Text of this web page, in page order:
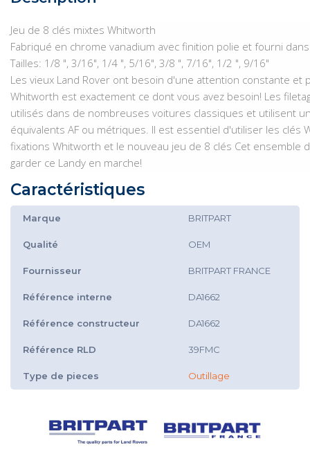
Jeu de 8 clés mixtes Whitworth
Fabriqué en chrome vanadium avec finition polie et fourni
Tailles: 1/8 ", 3/16", 1/4 ", 5/16", 3/8 ", 7/16", 1/2 ", 9/16"
Les vieux Land Rover ont besoin d'une attention constante et
Whitworth est exactement ce dont vous avez besoin! Les
utilisés dans de nombreuses voitures classiques et utilisent
équivalents AF ou métriques. Il est essentiel d'utiliser les clés
fixations Whitworth et le nouveau jeu de 8 clés Cet ensemble
garder ce Landy en marche!
Caractéristiques
Marque BRITPART
Qualité OEM
Fournisseur BRITPART FRANCE
Référence interne DA1662
Référence constructeur DA1662
Référence RLD 39FMC
Type de pieces Outillage